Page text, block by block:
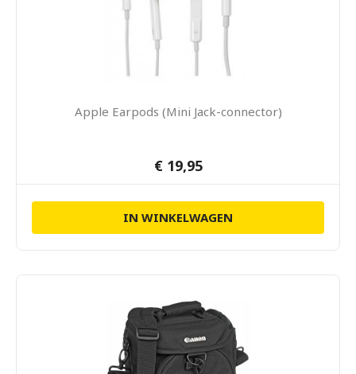
Apple Earpods (Mini Jack-connector)
€ 19,95
IN WINKELWAGEN